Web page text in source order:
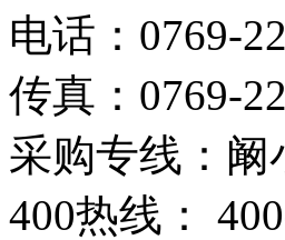
电话：0769-
传真：0769-
采购专线：阚
400热线：